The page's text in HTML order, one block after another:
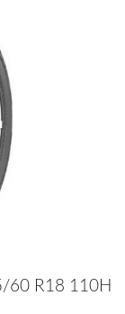
60 R18 110H